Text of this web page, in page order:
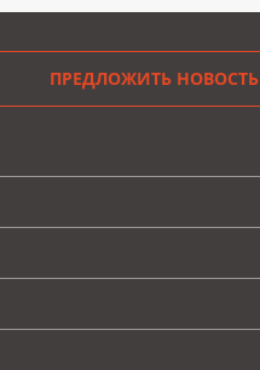
ПРЕДЛОЖИТЬ НОВОСТЬ